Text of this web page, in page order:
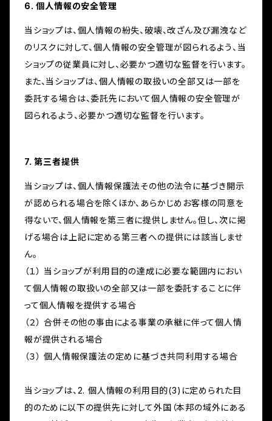
6. 個人情報の安全管理
当ショップは、個人情報の紛失、破壊、改ざん及び漏洩など
のリスクに対して、個人情報の安全管理が図られるよう、当
ショップの従業員に対し、必要かつ適切な監督を行います。
また、当ショップは、個人情報の取扱いの全部又は一部を
委託する場合は、委託先において個人情報の安全管理が
図られるよう、必要かつ適切な監督を行います。
7. 第三者提供
当ショップは、個人情報保護法その他の法令に基づき開示
が認められる場合を除くほか、あらかじめお客様の同意を
得ないで、個人情報を第三者に提供しません。但し、次に掲
げる場合は上記に定める第三者への提供には該当しませ
ん。
（１） 当ショップが利用目的の達成に必要な範囲内におい
て個人情報の取扱いの全部又は一部を委託することに伴
って個人情報を提供する場合
（２） 合併その他の事由による事業の承継に伴って個人情
報が提供される場合
（３） 個人情報保護法の定めに基づき共同利用する場合
当ショップは、2. 個人情報の利用目的(3)に定められた目
的のために以下の提供先に対して外国（本邦の域外にある